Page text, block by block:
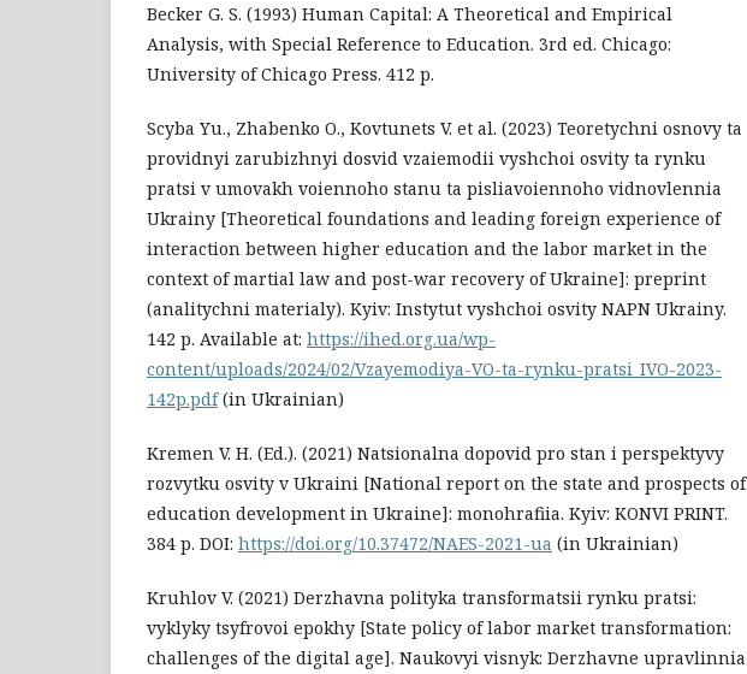
Becker G. S. (1993) Human Capital: A Theoretical and Empirical
Analysis, with Special Reference to Education. 3rd ed. Chicago:
University of Chicago Press. 412 p.
Scyba Yu., Zhabenko O., Kovtunets V. et al. (2023) Teoretychni osnovy ta
providnyi zarubizhnyi dosvid vzaiemodii vyshchoi osvity ta rynku
pratsi v umovakh voiennoho stanu ta pisliavoiennoho vidnovlennia
Ukrainy [Theoretical foundations and leading foreign experience of
interaction between higher education and the labor market in the
context of martial law and post-war recovery of Ukraine]: preprint
(analitychni materialy). Kyiv: Instytut vyshchoi osvity NAPN Ukrainy.
142 p. Available at: https://ihed.org.ua/wp-
content/uploads/2024/02/Vzayemodiya-VO-ta-rynku-pratsi_IVO-2023-
142p.pdf(in Ukrainian)
Kremen V. H. (Ed.). (2021) Natsionalna dopovid pro stan i perspektyvy
rozvytku osvity v Ukraini [National report on the state and prospects of
education development in Ukraine]: monohrafiia. Kyiv: KONVI PRINT.
384 p. DOI: https://doi.org/10.37472/NAES-2021-ua (in Ukrainian)
Kruhlov V. (2021) Derzhavna polityka transformatsii rynku pratsi:
vyklyky tsyfrovoi epokhy [State policy of labor market transformation:
challenges of the digital age]. Naukovyi visnyk: Derzhavne upravlinnia